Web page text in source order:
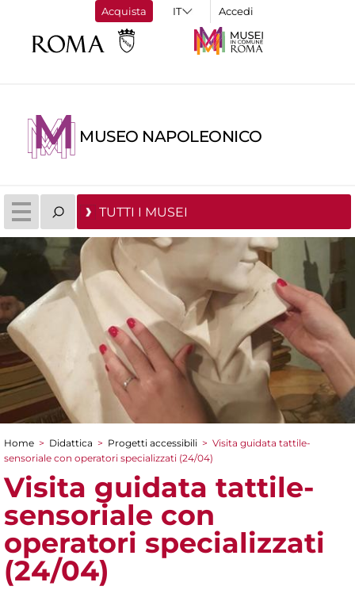
Acquista Accedi
MUSEO NAPOLEONICO
TUTTI I MUSEI
Tu sei qui
Home > Didattica > Progetti accessibili > Visita guidata tattile-
sensoriale con operatori specializzati (24/04)
Visita guidata tattile-
sensoriale con
operatori specializzati
(24/04)